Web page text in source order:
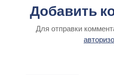
Добавить
Для отправки